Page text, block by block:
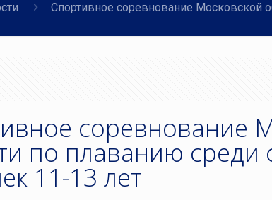
Спортивное соревнование Московской
соревнование
по плаванию
11-13 лет